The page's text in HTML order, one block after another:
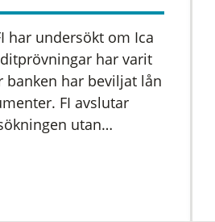
har undersökt om Ica
har varit
banken har beviljat lån
FI avslutar
utan…